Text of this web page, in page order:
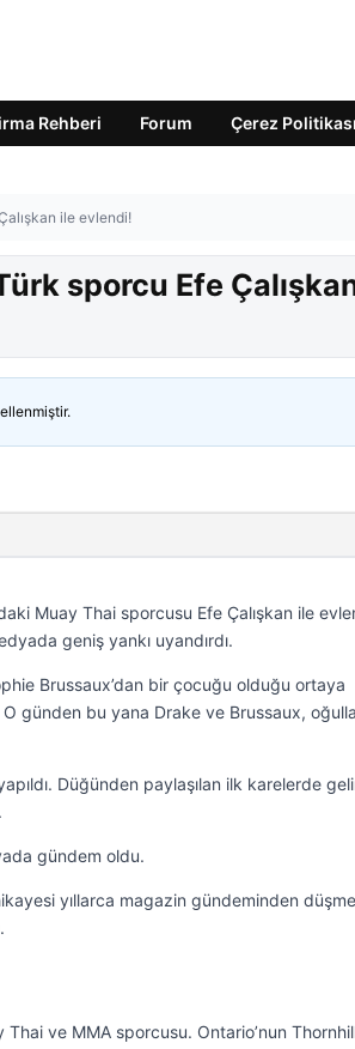
Rehberi Forum Çerez Politikası
ile evlendi!
sporcu Efe
Muay Thai sporcusu Efe Çalışkan ile
geniş yankı uyandırdı.
Brussaux’dan bir çocuğu olduğu ortaya
O günden bu yana Drake ve Brussaux,
Düğünden paylaşılan ilk karelerde
gündem oldu.
yıllarca magazin gündeminden
Thai ve MMA sporcusu. Ontario’nun